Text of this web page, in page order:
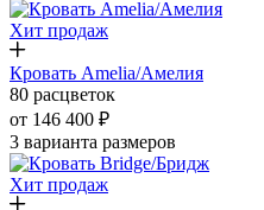
Хит продаж
Кровать Amelia/Амелия
80 расцветок
от 146 400 ₽
3 варианта размеров
Хит продаж